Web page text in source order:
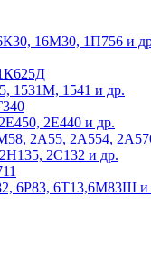
16М30, 1П756 и
1531М, 1541 и др.
2Е440 и др.
2А55, 2А554,
2С132 и др.
6Р83, 6Т13,6М83Ш и